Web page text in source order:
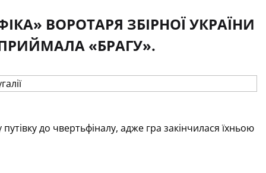
ВОРОТАРЯ ЗБІРНОЇ УКРАЇНИ
«БРАГУ».
до чвертьфіналу, адже гра закінчилася їхньою